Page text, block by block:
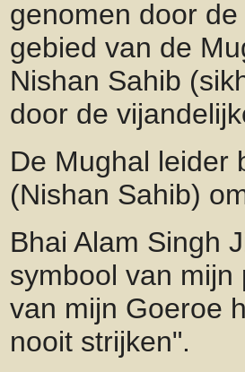
genomen door
gebied van de
Nishan Sahib
door de
De Mughal leider
(Nishan Sahib)
Bhai Alam Singh
symbool van
van mijn Goeroe
nooit strijken".